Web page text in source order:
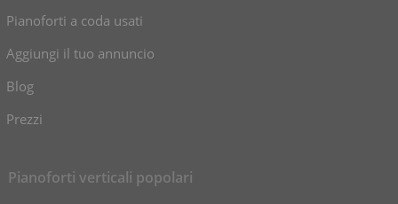
Pianoforti a coda usati
Aggiungi il tuo annuncio
Blog
Prezzi
Pianoforti verticali popolari